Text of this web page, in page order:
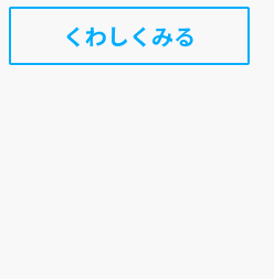
くわしくみる